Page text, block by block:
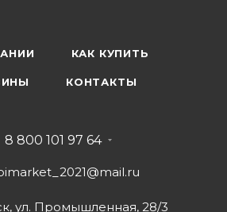
КАК КУПИТЬ
КОНТАКТЫ
8 800 101 97 64
ул. Промышленная, 28/3